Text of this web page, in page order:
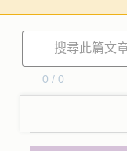
0 / 0